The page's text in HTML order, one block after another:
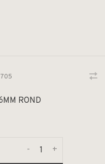
ROND
+
-